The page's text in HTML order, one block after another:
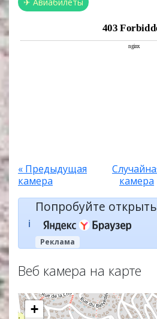
« Предыдущая
камера
камера
ℹ️
Попробуйте
Реклама
Веб камера на карте
+